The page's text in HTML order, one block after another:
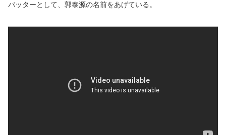
バッターとして、郭泰源の名前をあげている。